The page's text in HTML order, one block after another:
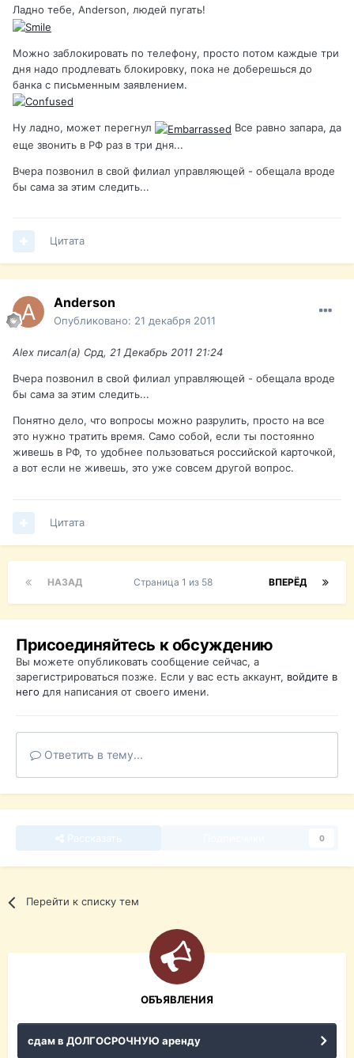
Ладно тебе, Anderson, людей пугать!
Можно заблокировать по телефону, просто потом каждые три
дня надо продлевать блокировку, пока не доберешься до
банка с письменным заявлением.
Ну ладно, может перегнул
Все равно запара, да
еще звонить в РФ раз в три дня...
Вчера позвонил в свой филиал управляющей - обещала вроде
бы сама за этим следить...
Цитата
Anderson
Опубликовано: 21 декабря 2011
Alex писал(а) Срд, 21 Декабрь 2011 21:24
Вчера позвонил в свой филиал управляющей - обещала вроде
бы сама за этим следить...
Понятно дело, что вопросы можно разрулить, просто на все
это нужно тратить время. Само собой, если ты постоянно
живешь в РФ, то удобнее пользоваться российской карточкой,
а вот если не живешь, это уже совсем другой вопрос.
Цитата
НАЗАД ВПЕРЁД
Страница 1 из 58
Присоединяйтесь к обсуждению
Вы можете опубликовать сообщение сейчас, а
зарегистрироваться позже. Если у вас есть аккаунт, войдите в
него для написания от своего имени.
Ответить в тему...
0
Перейти к списку тем
ОБЪЯВЛЕНИЯ
сдам в ДОЛГОСРОЧНУЮ аренду